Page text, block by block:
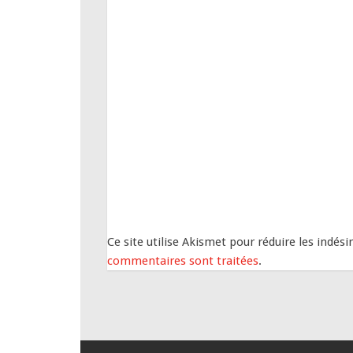
Ce site utilise Akismet pour réduire les
commentaires sont traitées.